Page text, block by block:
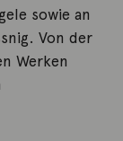
sowie an
Von der
Werken